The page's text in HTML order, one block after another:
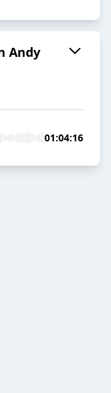
Andy
01:04:16